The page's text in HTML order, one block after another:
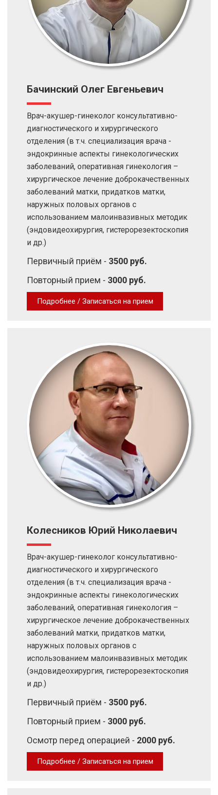
Бачинский Олег Евгеньевич
Врач-акушер-гинеколог консультативно-
диагностического и хирургического
отделения (в т.ч. специализация врача -
эндокринные аспекты гинекологических
заболеваний, оперативная гинекология –
хирургическое лечение доброкачественных
заболеваний матки, придатков матки,
наружных половых органов с
использованием малоинвазивных методик
(эндовидеохирургия, гистерорезектоскопия
и др.)
Первичный приём - 3500 руб.
Повторный прием - 3000 руб.
Подробнее / Записаться на прием
Колесников Юрий Николаевич
Врач-акушер-гинеколог консультативно-
диагностического и хирургического
отделения (в т.ч. специализация врача -
эндокринные аспекты гинекологических
заболеваний, оперативная гинекология –
хирургическое лечение доброкачественных
заболеваний матки, придатков матки,
наружных половых органов с
использованием малоинвазивных методик
(эндовидеохирургия, гистерорезектоскопия
и др.)
Первичный приём - 3500 руб.
Повторный прием - 3000 руб.
Осмотр перед операцией - 2000 руб.
Подробнее / Записаться на прием